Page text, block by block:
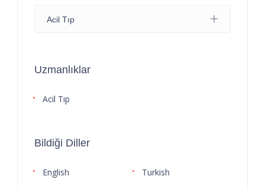
Acil Tıp
Uzmanlıklar
Acil Tıp
Bildiği Diller
English Turkish